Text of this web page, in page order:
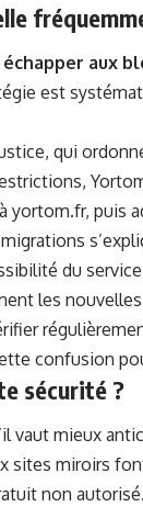
échapper aux
est
qui
yortom.fr, puis
du
les
confusion
sécurité ?
vaut mieux
miroirs
non autorisé.